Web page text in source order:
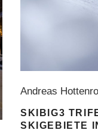
Andreas
SKIBIG3
SKIGEBIETE